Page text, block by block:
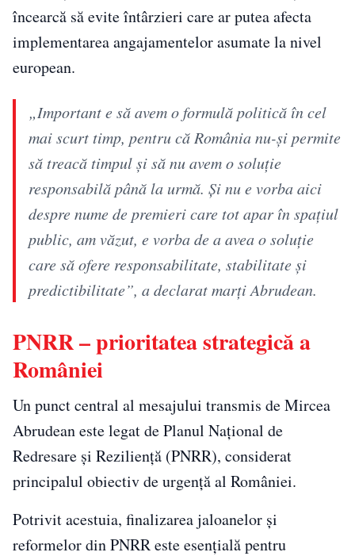
încearcă să evite întârzieri care ar putea afecta
implementarea angajamentelor asumate la nivel
european.
„Important e să avem o formulă politică în cel
mai scurt timp, pentru că România nu-și permite
să treacă timpul și să nu avem o soluție
responsabilă până la urmă. Și nu e vorba aici
despre nume de premieri care tot apar în spațiul
public, am văzut, e vorba de a avea o soluție
care să ofere responsabilitate, stabilitate și
predictibilitate”, a declarat marți Abrudean.
PNRR – prioritatea strategică a
României
Un punct central al mesajului transmis deMircea
Abrudeaneste legat de Planul Național de
Redresare și Reziliență (PNRR), considerat
principalul obiectiv de urgență al României.
Potrivit acestuia, finalizarea jaloanelor și
reformelor din PNRR este esențială pentru